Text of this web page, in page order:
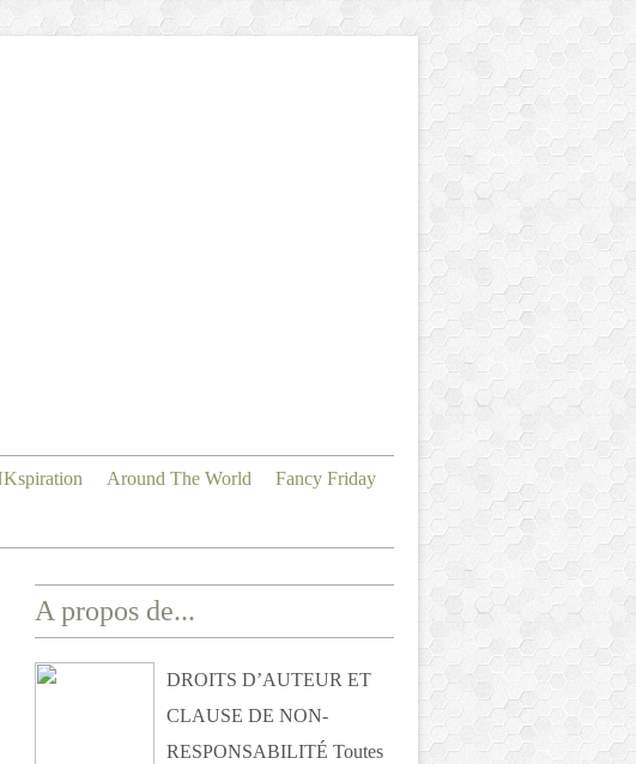
Around The World Fancy Friday
A propos de...
DROITS D’AUTEUR ET
CLAUSE DE NON-
RESPONSABILITÉ Toutes